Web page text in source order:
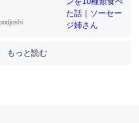
と画策中。あと、Googleマップで
もっと読む